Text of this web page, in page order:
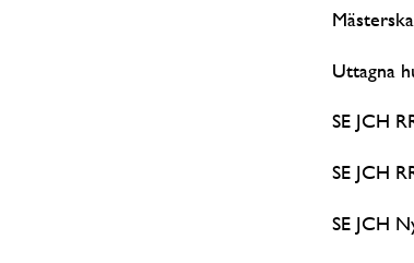
Uttagna
SE JCH
SE JCH
SE JCH